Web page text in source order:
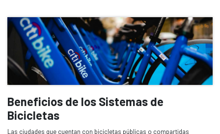
Beneficios de los Sistemas de
Bicicletas
Las ciudades que cuentan con bicicletas públicas o compartidas